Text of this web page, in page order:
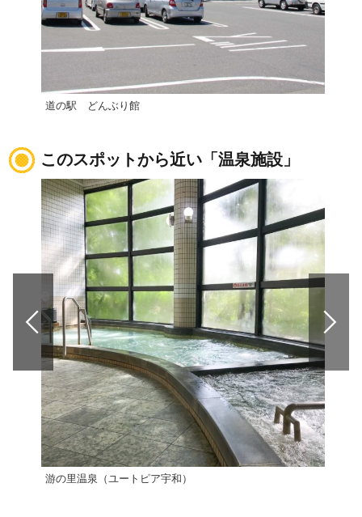
道の駅 どんぶり館
このスポットから近い「温泉施設」
游の里温泉（ユートピア宇和）